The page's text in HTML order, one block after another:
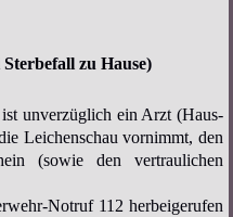
zu Hause)
unverzüglich ein Arzt (Haus-
Leichenschau vornimmt, den
(sowie den vertraulichen
Notruf 112 herbeigerufen